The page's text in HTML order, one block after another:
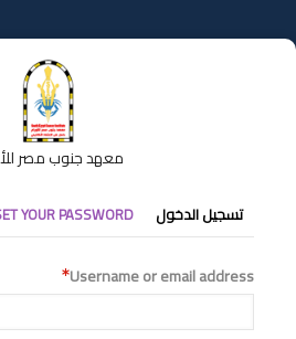
إلى
المحتوى
معهد جنوب مصر
التبويبات
الأساسية
تسجيل الدخول YOUR PASSWORD
Username or email address